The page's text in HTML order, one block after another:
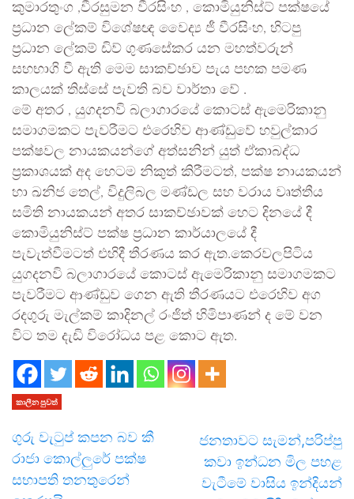
කුමාරතුංග ,වීරසුමන වීරසිංහ , කොමියුනිස්ට් පක්ෂයේ
ප්‍රධාන ලේකම් විශේෂඥ වෛද්‍ය ජී වීරසිංහ, හිටපු
ප්‍රධාන ලේකම් ඩිව් ගුණසේකර යන මහත්වරුන්
සහභාගි වී ඇති මෙම සාකච්ඡාව පැය පහක පමණ
කාලයක් තිස්සේ පැවති බව වාර්තා වේ .
මේ අතර , යුගදනවි බලාගාරයේ කොටස් ඇමෙරිකානු
සමාගමකට පැවරීමට එරෙහිව ආණ්ඩුවේ හවුල්කාර
පක්ෂවල නායකයන්ගේ අත්සනින් යුත් ඒකාබද්ධ
ප්‍රකාශයක් අද හෙටම නිකුත් කිරීමටත්, පක්ෂ නායකයන්
හා ඛනිජ තෙල්, විදුලිබල මණ්ඩල සහ වරාය වෘත්තීය
සමිති නායකයන් අතර සාකච්ඡාවක් හෙට දිනයේ දී
කොමියුනිස්ට් පක්ෂ ප්‍රධාන කාර්යාලයේ දී
පැවැත්වීමටත් එහිදී තීරණය කර ඇත.කෙරවලපිටිය
යුගදනවි බලාගාරයේ කොටස් ඇමෙරිකානු සමාගමකට
පැවරීමට ආණ්ඩුව ගෙන ඇති තීරණයට එරෙහිව අග
රදගුරු මැල්කම් කාදිනල් රංජිත් හිමිපාණන් ද මේ වන
විට තම දැඩි විරෝධය පළ කොට ඇත.
කාලීන පුවත්
ගුරු වැටුප් කපන බව කී
රාජා කොල්ලුරේ පක්ෂ
සභාපති තනතුරෙන්
ජනතාවට සැමන්,පරිප්පු
කවා ඉන්ධන මිල පහළ
වැටීමේ වාසිය ඉන්දියන්